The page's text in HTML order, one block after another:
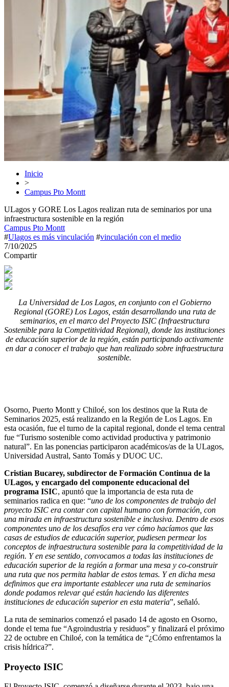
Inicio
>
Campus Pto Montt
ULagos y GORE Los Lagos realizan ruta de seminarios por una
infraestructura sostenible en la región
Campus Pto Montt
#Ulagos es más vinculación #vinculación con el medio
7/10/2025
Compartir
La Universidad de Los Lagos, en conjunto con el Gobierno
Regional (GORE) Los Lagos, están desarrollando una ruta de
seminarios, en el marco del Proyecto ISIC (Infraestructura
Sostenible para la Competitividad Regional), donde las instituciones
de educación superior de la región, están participando activamente
en dar a conocer el trabajo que han realizado sobre infraestructura
sostenible.
Osorno, Puerto Montt y Chiloé, son los destinos que la Ruta de
Seminarios 2025, está realizando en la Región de Los Lagos. En
esta ocasión, fue el turno de la capital regional, donde el tema central
fue “Turismo sostenible como actividad productiva y patrimonio
natural”. En las ponencias participaron académicos/as de la ULagos,
Universidad Austral, Santo Tomás y DUOC UC.
Cristian Bucarey, subdirector de Formación Continua de la
ULagos, y encargado del componente educacional del
programa ISIC, apuntó que la importancia de esta ruta de
seminarios radica en que: “uno de los componentes de trabajo del
proyecto ISIC era contar con capital humano con formación, con
una mirada en infraestructura sostenible e inclusiva. Dentro de esos
componentes uno de los desafíos era ver cómo hacíamos que las
casas de estudios de educación superior, pudiesen permear los
conceptos de infraestructura sostenible para la competitividad de la
región. Y en ese sentido, convocamos a todas las instituciones de
educación superior de la región a formar una mesa y co-construir
una ruta que nos permita hablar de estos temas. Y en dicha mesa
definimos que era importante establecer una ruta de seminarios
donde podamos relevar qué están haciendo las diferentes
instituciones de educación superior en esta materia”, señaló.
La ruta de seminarios comenzó el pasado 14 de agosto en Osorno,
donde el tema fue “Agroindustria y residuos” y finalizará el próximo
22 de octubre en Chiloé, con la temática de “¿Cómo enfrentamos la
crisis hídrica?”.
Proyecto ISIC